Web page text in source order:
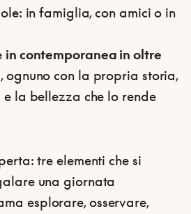
in famiglia, con amici o in
in contemporanea in oltre
, ognuno con la propria storia,
la bellezza che lo rende
tre elementi che si
una giornata
esplorare, osservare,